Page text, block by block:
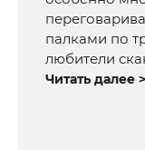
палками по
любители
Читать далее >